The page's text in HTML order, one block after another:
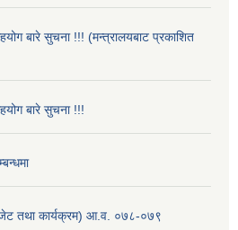
बारे सुचना !!! (मन्त्रालयबाट प्रकाशित
बारे सुचना !!!
तथा कार्यक्रम) आ.व. ०७८-०७९